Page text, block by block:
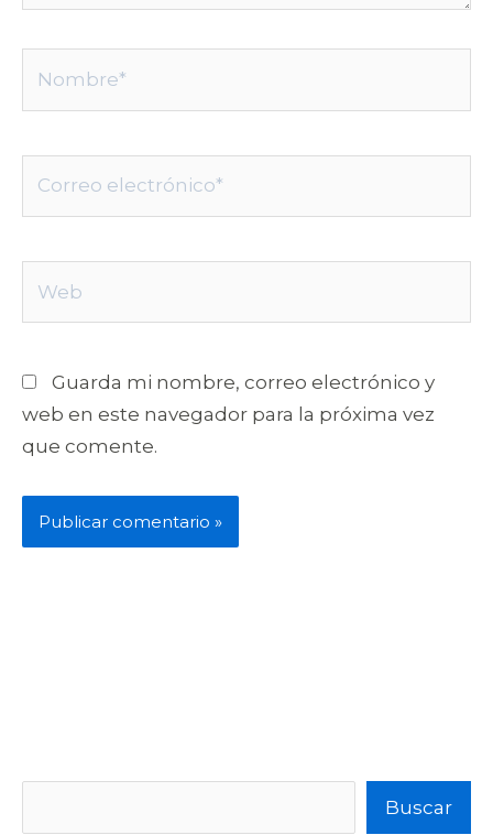
Guarda mi nombre, correo electrónico y
web en este navegador para la próxima vez
que comente.
Buscar